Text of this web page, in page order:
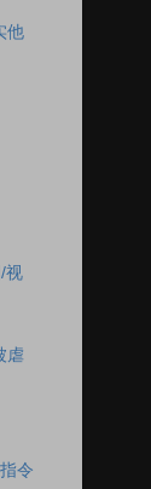
他
视
虐
令